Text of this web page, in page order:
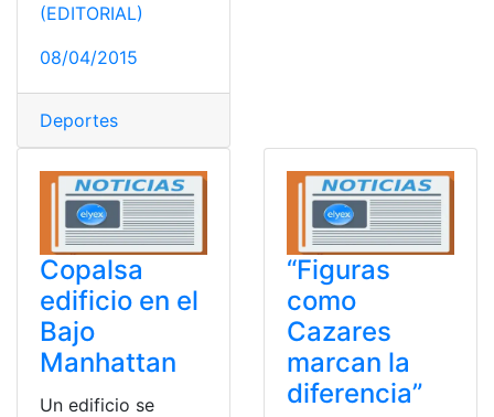
(EDITORIAL)
08/04/2015
Deportes
Copalsa
edificio en el
Bajo
Manhattan
Un edificio se
“Figuras
como
Cazares
marcan la
diferencia”